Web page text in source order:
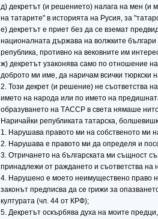
д) декретът (и решението) налага на мен (и
на татарите" в историята на Русия, за
е) декретът е приет без да се вземат
националната държава на волжките
република, противно на вековните им
ж) декретът узаконява само по отношение
доброто ми име, да наричам всички тюркски
2. Този декрет (и решение) не съответства
името на народа или по името на
образуването на ТАССР в света нямаше
Наричайки републиката татарска,
1. Нарушава правото ми на собственото ми
2. Нарушава е правото ми да определя и
3. Отричането на българската ми същност
принадлежи от раждането и съответства
4. Нарушено е моето неимуществено право
законът предписва да се грижи за
културата (чл. 44 от КРФ);
5. Декретът оскърбява духа на моите